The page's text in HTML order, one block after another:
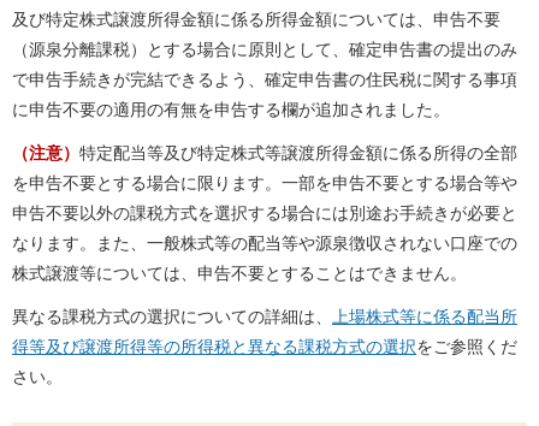
及び特定株式譲渡所得金額に係る所得金額については、申告不要
（源泉分離課税）とする場合に原則として、確定申告書の提出のみ
で申告手続きが完結できるよう、確定申告書の住民税に関する事項
に申告不要の適用の有無を申告する欄が追加されました。
（注意） 特定配当等及び特定株式等譲渡所得金額に係る所得の全部
を申告不要とする場合に限ります。一部を申告不要とする場合等や
申告不要以外の課税方式を選択する場合には別途お手続きが必要と
なります。また、一般株式等の配当等や源泉徴収されない口座での
株式譲渡等については、申告不要とすることはできません。
異なる課税方式の選択についての詳細は、
上場株式等に係る配当所
得等及び譲渡所得等の所得税と異なる課税方式の選択をご参照くだ
さい。